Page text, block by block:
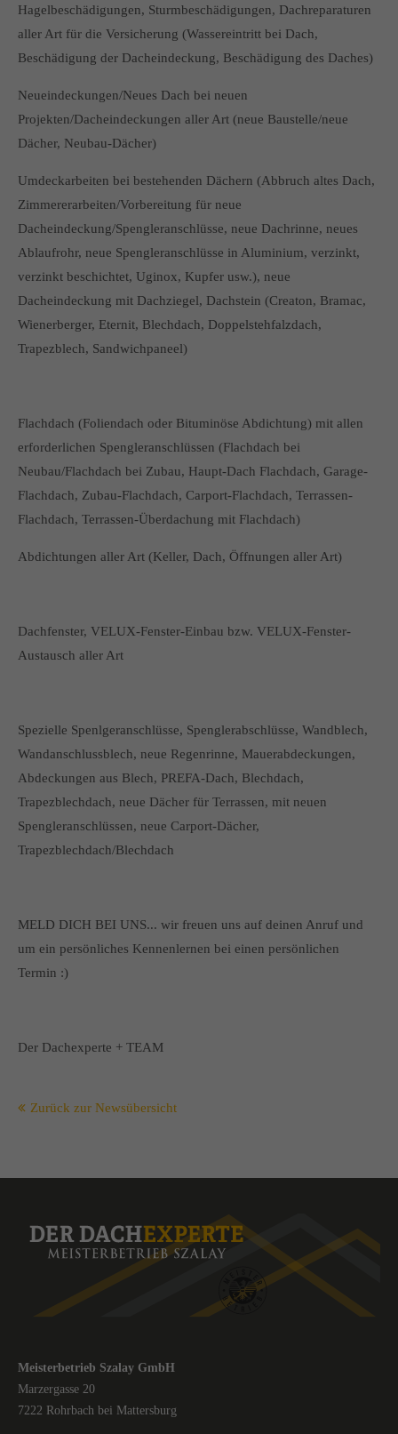
Hagelbeschädigungen, Sturmbeschädigungen, Dachreparaturen
aller Art für die Versicherung (Wassereintritt bei Dach,
Beschädigung der Dacheindeckung, Beschädigung des Daches)
Neueindeckungen/Neues Dach bei neuen
Projekten/Dacheindeckungen aller Art (neue Baustelle/neue
Dächer, Neubau-Dächer)
Umdeckarbeiten bei bestehenden Dächern (Abbruch altes Dach,
Zimmererarbeiten/Vorbereitung für neue
Dacheindeckung/Spengleranschlüsse, neue Dachrinne, neues
Ablaufrohr, neue Spengleranschlüsse in Aluminium, verzinkt,
verzinkt beschichtet, Uginox, Kupfer usw.), neue
Dacheindeckung mit Dachziegel, Dachstein (Creaton, Bramac,
Wienerberger, Eternit, Blechdach, Doppelstehfalzdach,
Trapezblech, Sandwichpaneel)
Flachdach (Foliendach oder Bituminöse Abdichtung) mit allen
erforderlichen Spengleranschlüssen (Flachdach bei
Neubau/Flachdach bei Zubau, Haupt-Dach Flachdach, Garage-
Flachdach, Zubau-Flachdach, Carport-Flachdach, Terrassen-
Flachdach, Terrassen-Überdachung mit Flachdach)
Abdichtungen aller Art (Keller, Dach, Öffnungen aller Art)
Dachfenster, VELUX-Fenster-Einbau bzw. VELUX-Fenster-
Austausch aller Art
Spezielle Spenlgeranschlüsse, Spenglerabschlüsse, Wandblech,
Wandanschlussblech, neue Regenrinne, Mauerabdeckungen,
Abdeckungen aus Blech, PREFA-Dach, Blechdach,
Trapezblechdach, neue Dächer für Terrassen, mit neuen
Spengleranschlüssen, neue Carport-Dächer,
Trapezblechdach/Blechdach
MELD DICH BEI UNS... wir freuen uns auf deinen Anruf und
um ein persönliches Kennenlernen bei einen persönlichen
Termin :)
Der Dachexperte + TEAM
Zurück zur Newsübersicht
Meisterbetrieb Szalay GmbH
Marzergasse 20
7222 Rohrbach bei Mattersburg